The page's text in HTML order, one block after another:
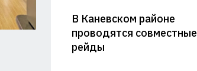
В Каневском районе
проводятся совместные
рейды